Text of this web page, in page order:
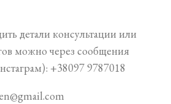
детали консультации или
можно через сообщения
+38097 9787018